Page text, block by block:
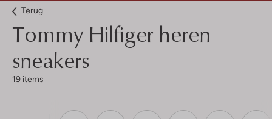
Terug
Tommy Hilfiger heren
sneakers
19 items